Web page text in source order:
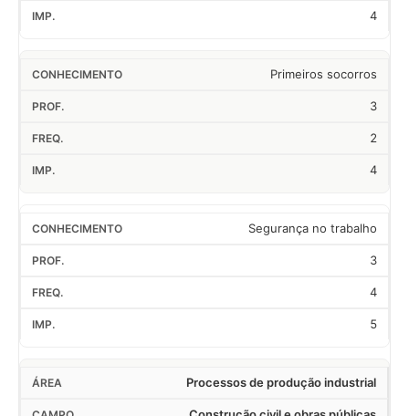
4
Primeiros socorros
3
2
4
Segurança no trabalho
3
4
5
Processos de produção industrial